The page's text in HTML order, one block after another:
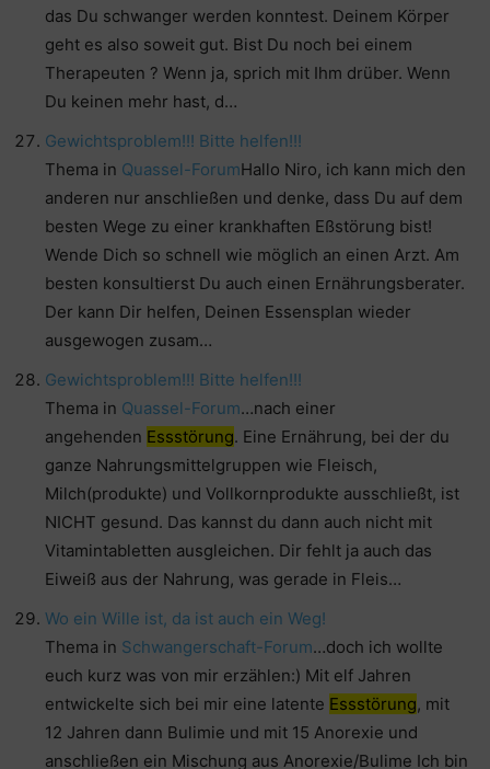
das Du schwanger werden konntest. Deinem Körper
geht es also soweit gut. Bist Du noch bei einem
Therapeuten ? Wenn ja, sprich mit Ihm drüber. Wenn
Du keinen mehr hast, d…
Gewichtsproblem!!! Bitte helfen!!!
Thema in Quassel-ForumHallo Niro, ich kann mich den
anderen nur anschließen und denke, dass Du auf dem
besten Wege zu einer krankhaften Eßstörung bist!
Wende Dich so schnell wie möglich an einen Arzt. Am
besten konsultierst Du auch einen Ernährungsberater.
Der kann Dir helfen, Deinen Essensplan wieder
ausgewogen zusam…
Gewichtsproblem!!! Bitte helfen!!!
Thema in Quassel-Forum…nach einer
angehenden Essstörung. Eine Ernährung, bei der du
ganze Nahrungsmittelgruppen wie Fleisch,
Milch(produkte) und Vollkornprodukte ausschließt, ist
NICHT gesund. Das kannst du dann auch nicht mit
Vitamintabletten ausgleichen. Dir fehlt ja auch das
Eiweiß aus der Nahrung, was gerade in Fleis…
Wo ein Wille ist, da ist auch ein Weg!
Thema in Schwangerschaft-Forum…doch ich wollte
euch kurz was von mir erzählen:) Mit elf Jahren
entwickelte sich bei mir eine latente Essstörung, mit
12 Jahren dann Bulimie und mit 15 Anorexie und
anschließen ein Mischung aus Anorexie/Bulime Ich bin